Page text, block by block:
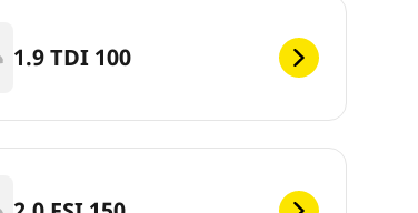
1.9 TDI 100